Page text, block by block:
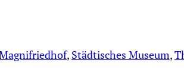
, Städtisches Museum,